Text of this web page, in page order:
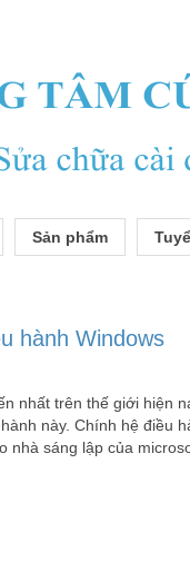
Sản phẩm
hành Windows
nhất trên thế giới hiện
này. Chính hệ điều
sáng lập của